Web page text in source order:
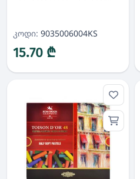
კოდი: 9035006004KS
15.70 ₾